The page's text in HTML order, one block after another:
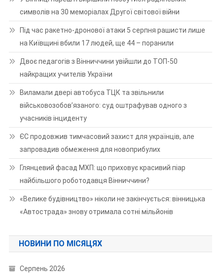
символів на 30 меморіалах Другої світової війни
Під час ракетно-дронової атаки 5 серпня рашисти лише
на Київщині вбили 17 людей, ще 44 – поранили
Двоє педагогів з Вінниччини увійшли до ТОП-50
найкращих учителів України
Виламали двері автобуса ТЦК та звільнили
військовозобов’язаного: суд оштрафував одного з
учасників інциденту
ЄС продовжив тимчасовий захист для українців, але
запровадив обмеження для новоприбулих
Глянцевий фасад МХП: що приховує красивий піар
найбільшого роботодавця Вінниччини?
«Велике будівництво» ніколи не закінчується: вінницька
«Автострада» знову отримала сотні мільйонів
НОВИНИ ПО МІСЯЦЯХ
Серпень 2026